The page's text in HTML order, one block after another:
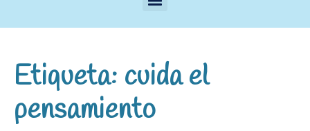
Etiqueta: cuida el
pensamiento